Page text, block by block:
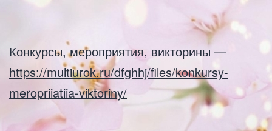
Конкурсы, мероприятия, викторины —
https://multiurok.ru/dfghhj/files/konkursy-
meropriiatiia-viktoriny/